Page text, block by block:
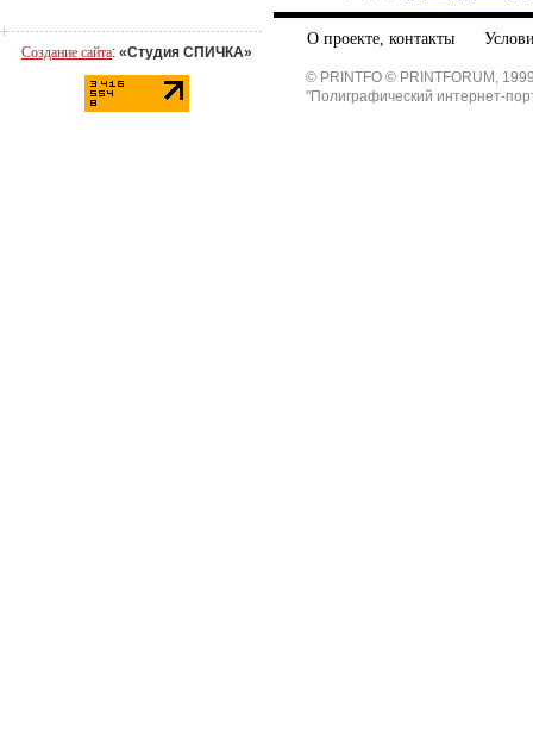
Создание сайта: «Студия СПИЧКА»
О проекте, контакты
© PRINTFO © PRINTFORUM,
"Полиграфический интернет-